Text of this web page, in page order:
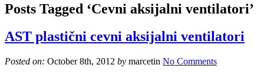
Posts Tagged ‘Cevni aksijalni ventilatori’
AST plastični cevni aksijalni ventilatori
Posted on: October 8th, 2012 by marcetin No Comments